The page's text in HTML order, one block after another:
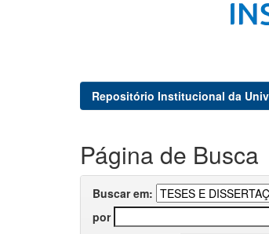
Repositório Institucional da
Página de Busca
Buscar em:
por